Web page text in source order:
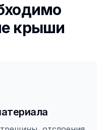
крыши